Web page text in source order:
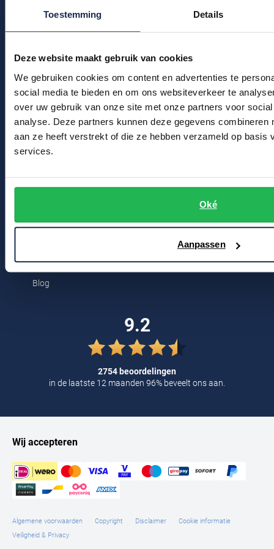
Toestemming Details
Deze website maakt gebruik van cookies
We gebruiken cookies om content en advertenties te
social media te bieden en om ons websiteverkeer te
over uw gebruik van onze site met onze partners voor
analyse. Deze partners kunnen deze gegevens combineren
aan ze heeft verstrekt of die ze hebben verzameld op basis
services.
Oké
Aanpassen
Profuomo
R2
Seidensticker
State of Art
Tommy Hilfiger
Vanguard
Replay
Schiesser
Seidensticker
Thomas Maine
Tommy Hilfiger
William Lockie
Winkel
Winkel & Openingstijden
Contact
Breestraat 152 - 154
Kortingscode
Blog
9.2
2754 beoordelingen
in de laatste 12 maanden 96% beveelt ons aan.
Wij accepteren
Algemene voorwaarden Copyright Disclaimer
Cookie informatie
Veiligheid & Privacy